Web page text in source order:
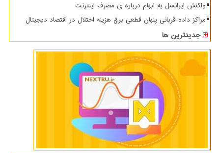
واکنش ایرانسل به ابهام درباره ی مصرف اینترنت
مراکز داده قربانی پنهان قطعی برق هزینه اختلال در اقتصاد دیجیتال
جدیدترین ها